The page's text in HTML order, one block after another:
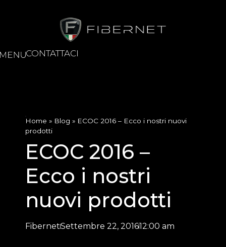
CONTATTACI
Home » Blog » ECOC 2016 – Ecco i nostri nuovi
prodotti
ECOC 2016 –
Ecco i nostri
nuovi prodotti
FibernetSettembre 22, 201612:00 am